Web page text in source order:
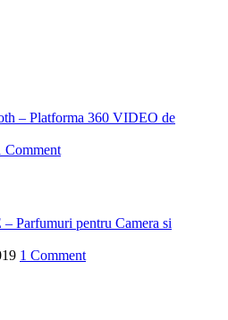
– Platforma 360 VIDEO de
Comment
Parfumuri pentru Camera si
1 Comment